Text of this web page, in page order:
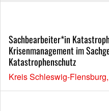
Sachbearbeiter*in
Krisenmanagement im
Katastrophenschutz
Kreis Schleswig-